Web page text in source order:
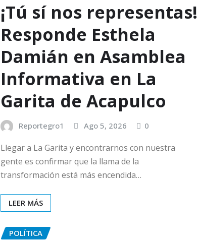
¡Tú sí nos representas!
Responde Esthela
Damián en Asamblea
Informativa en La
Garita de Acapulco
Reportegro1 Ago 5, 2026 0
Llegar a La Garita y encontrarnos con nuestra
gente es confirmar que la llama de la
transformación está más encendida…
LEER MÁS
POLÍTICA